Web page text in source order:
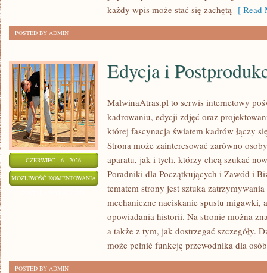
każdy wpis może stać się zachętą [ Read
POSTED BY ADMIN
CZERWIEC - 6 - 2026
MOŻLIWOŚĆ KOMENTOWANIA EDYCJA
POSTPRODUKCJA
Edycja i
MalwinaAtras.pl to serwis internetowy
kadrowaniu, edycji zdjęć oraz
której fascynacja światem kadrów łączy
Strona może zainteresować zarówno
aparatu, jak i tych, którzy chcą szukać
Poradniki dla Początkujących i Zawód i
tematem strony jest sztuka
mechaniczne naciskanie spustu migawki,
opowiadania historii. Na stronie można
a także z tym, jak dostrzegać szczegóły.
może pełnić funkcję przewodnika dla
POSTED BY ADMIN